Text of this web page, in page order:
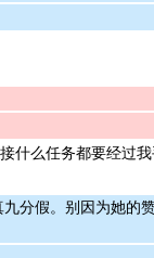
什么任务都要经过我
分假。别因为她的